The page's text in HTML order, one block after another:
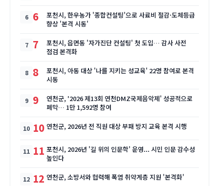
6
포천시, 한우농가 '종합컨설팅'으로 사료비 절감·도체등급
향상 '본격 시동'
7
포천시, 읍면동 '자가진단 컨설팅' 첫 도입… 감사 사전
점검 본격화
8
포천시, 아동 대상 '나를 지키는 성교육' 22명 참여로 본격
시동
9
연천군, '2026 제13회 연천DMZ국제음악제' 성공적으로
폐막… 1만 1,592명 참여
10 연천군, 2026년 전 직원 대상 부패 방지 교육 본격 시행
11 포천시, 2026년 '길 위의 인문학' 운영... 시민 인문 감수성
높인다
12 연천군, 소방서와 협력해 폭염 취약계층 지원 '본격화'